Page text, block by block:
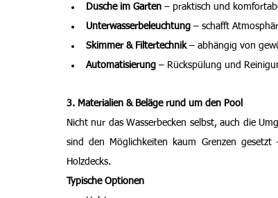
Dusche im Garten – praktisch und
Unterwasserbeleuchtung – schafft
Skimmer & Filtertechnik – abhängig von
Automatisierung – Rückspülung und
3. Materialien & Beläge rund um den Pool
Nicht nur das Wasserbecken selbst, auch die
sind den Möglichkeiten kaum Grenzen
Holzdecks.
Typische Optionen